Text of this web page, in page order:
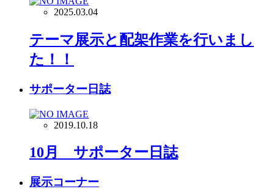
2025.03.04
テーマ展示と配架作業を行いまし
た！！
サポーター日誌
2019.10.18
10月 サポーター日誌
展示コーナー